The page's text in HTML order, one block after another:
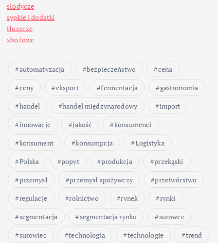
słodycze
sypkie i dodatki
tłuszcze
zbożowe
automatyzacja bezpieczeństwo
cena
ceny
eksport fermentacja
gastronomia
handel
handel międzynarodowy
import
innowacje
jakość
konsumenci
konsument
konsumpcja
Logistyka
Polska
popyt produkcja
przekąski
przemysł
przemysł spożywczy
przetwórstwo
regulacje
rolnictwo rynek
rynki
segmentacja
segmentacja rynku
surowce
surowiec
technologia technologie
trend